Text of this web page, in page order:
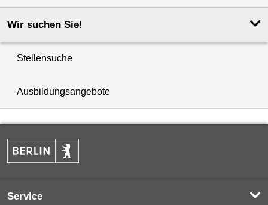
Wir suchen Sie!
Stellensuche
Ausbildungsangebote
Service